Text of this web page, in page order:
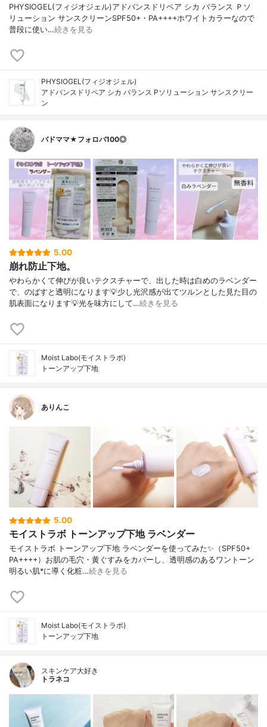
PHYSIOGEL(フィジオジェル)アドバンスドリペア シカ バランス Ｐソ
リューション サンスクリーンSPF50+・PA++++ホワイトカラーなので
普段に使い…続きを見る
PHYSIOGEL(フィジオジェル)
アドバンスドリペア シカ バランス Pソリューション サンスクリー
ン
バドママ★フォロバ100◎
5.00
崩れ防止下地。
やわらかくて伸びが良いテクスチャーで、出した時は白めのラベンダー
で、のばすと透明になります💡少し光沢感が出てツルンとした見た目の
肌表面になります💡光を味方にして…続きを見る
Moist Labo(モイストラボ)
トーンアップ下地
ありんこ
5.00
モイストラボ トーンアップ下地 ラベンダー
モイストラボ トーンアップ下地 ラベンダーを使ってみた✨（SPF50+
PA++++）お肌の毛穴・黄ぐすみをカバーし、透明感のあるワントーン
明るい肌*に導く化粧…続きを見る
Moist Labo(モイストラボ)
トーンアップ下地
スキンケア大好き
トラネコ